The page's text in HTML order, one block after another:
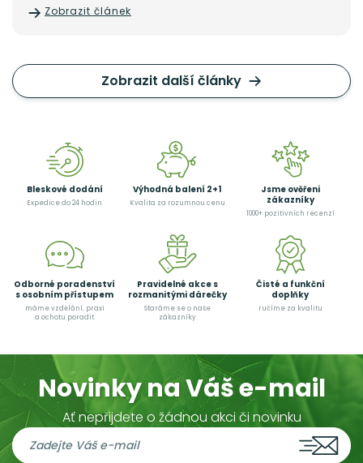
lety, do podvědomí naší společnosti se zapsaly teprve nedávno, a
Zobrazit článek
Zobrazit další články
Bleskové dodání
Expedice do 24 hodin
Výhodná balení 2+1
Kvalita za rozumnou cenu
Jsme ověřeni
zákazníky
1000+ pozitivních recenzí
Odborné poradenství
s osobním přístupem
máme vzdělání, praxi
a ochotu poradit
Pravidelné akce s
rozmanitými dárečky
Staráme se o naše
zákazníky
Čisté a funkční
doplňky
ručíme za kvalitu
Novinky na Váš e-mail
Ať nepřijdete o žádnou akci či novinku